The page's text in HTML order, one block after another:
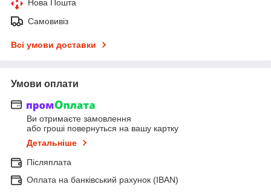
Нова Пошта
Самовивіз
Всі умови доставки
Умови оплати
Ви отримаєте замовлення
або гроші повернуться на вашу картку
Детальніше
Післяплата
Оплата на банківський рахунок (IBAN)